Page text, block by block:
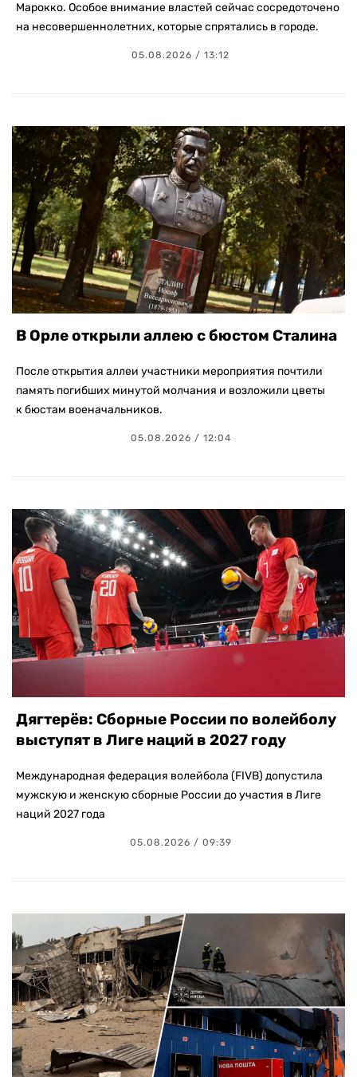
Марокко. Особое внимание властей сейчас сосредоточено
на несовершеннолетних, которые спрятались в городе.
05.08.2026 / 13:12
В Орле открыли аллею с бюстом Сталина
После открытия аллеи участники мероприятия почтили
память погибших минутой молчания и возложили цветы
к бюстам военачальников.
05.08.2026 / 12:04
Дягтерёв: Сборные России по волейболу
выступят в Лиге наций в 2027 году
Международная федерация волейбола (FIVB) допустила
мужскую и женскую сборные России до участия в Лиге
наций 2027 года
05.08.2026 / 09:39